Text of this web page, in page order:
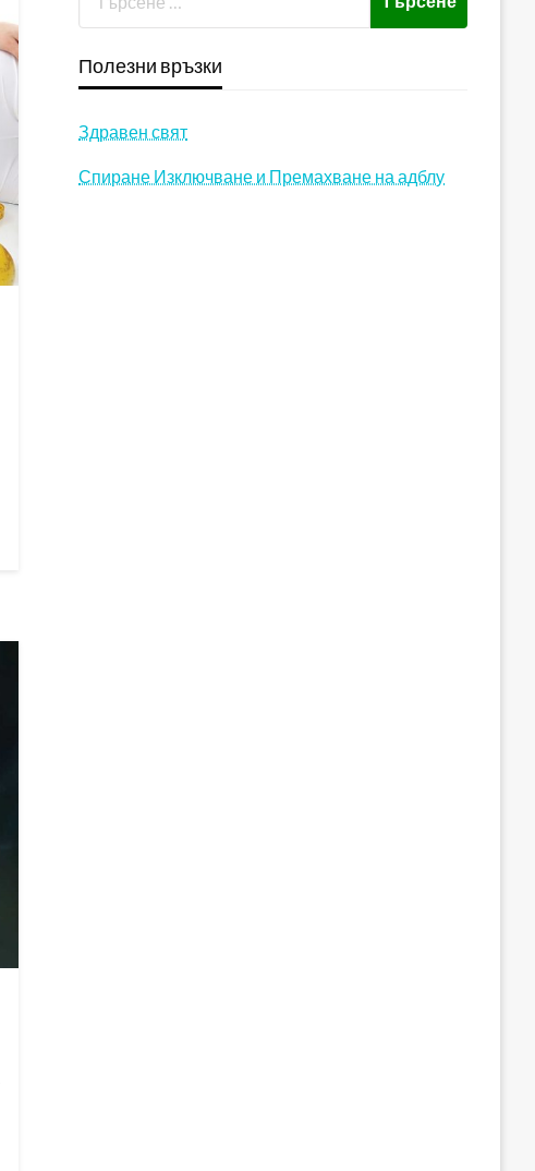
Полезни връзки
Здравен свят
Спиране Изключване и Премахване на адблу